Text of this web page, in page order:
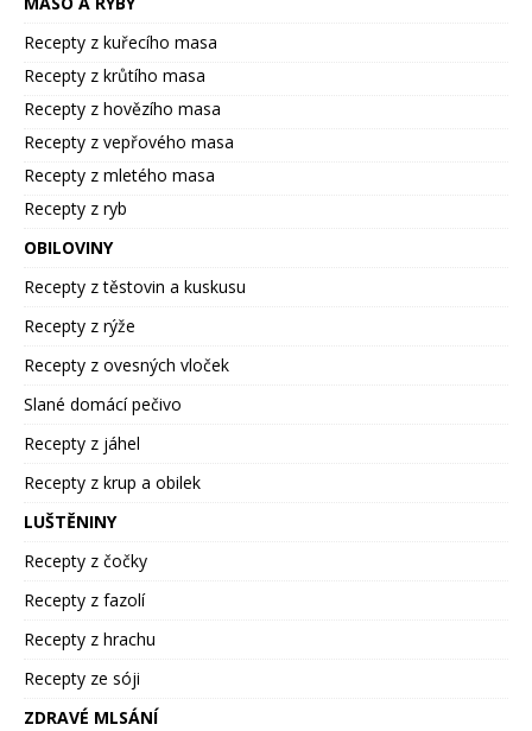
Recepty z kuřecího masa
Recepty z krůtího masa
Recepty z hovězího masa
Recepty z vepřového masa
Recepty z mletého masa
Recepty z ryb
OBILOVINY
Recepty z těstovin a kuskusu
Recepty z rýže
Recepty z ovesných vloček
Slané domácí pečivo
Recepty z jáhel
Recepty z krup a obilek
LUŠTĚNINY
Recepty z čočky
Recepty z fazolí
Recepty z hrachu
Recepty ze sóji
ZDRAVÉ MLSÁNÍ